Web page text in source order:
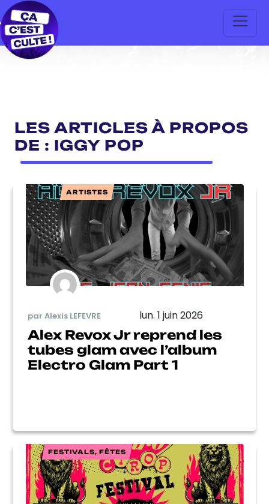
LES ARTICLES À PROPOS
DE : IGGY POP
ARTISTES
par Alexis LEFEVRE lun. 1 juin 2026
Alex Revox Jr reprend les
tubes glam avec l’album
Electro Glam Part 1
FESTIVALS, FÊTES